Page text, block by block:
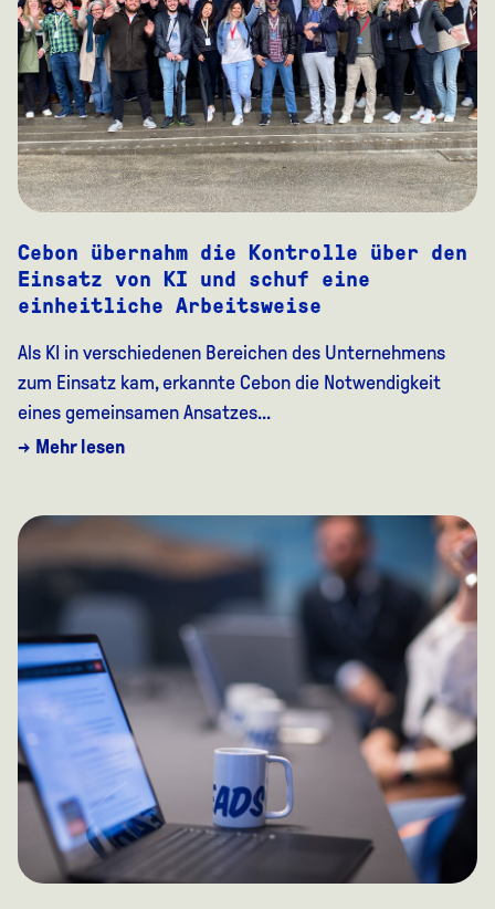
Cebon übernahm die Kontrolle über den
Einsatz von KI und schuf eine
einheitliche Arbeitsweise
Als KI in verschiedenen Bereichen des Unternehmens
zum Einsatz kam, erkannte Cebon die Notwendigkeit
eines gemeinsamen Ansatzes...
→ Mehr lesen